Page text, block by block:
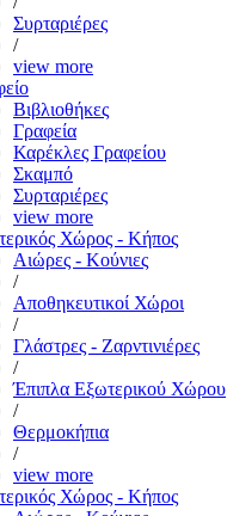
Συρταριέρες
/
view more
Βιβλιοθήκες
Γραφεία
Καρέκλες Γραφείου
Σκαμπό
Συρταριέρες
view more
Χώρος - Κήπος
Αιώρες - Κούνιες
/
Αποθηκευτικοί Χώροι
/
Γλάστρες - Ζαρντινιέρες
/
Έπιπλα Εξωτερικού Χώρου
/
Θερμοκήπια
/
view more
Χώρος - Κήπος